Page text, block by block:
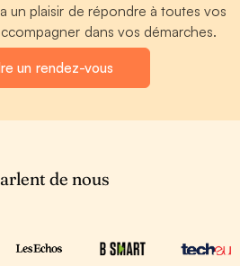
un plaisir de répondre à toutes vos
dans vos démarches.
un rendez-vous
de nous